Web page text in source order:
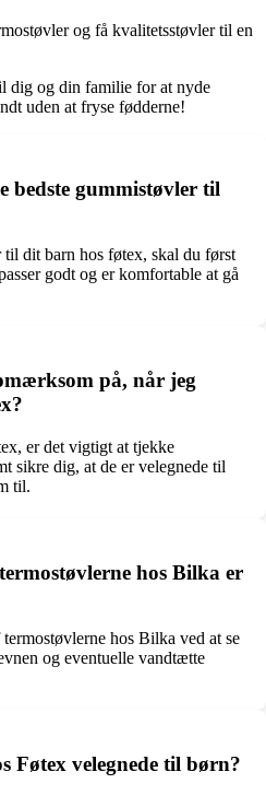
og få kvalitetsstøvler til en
dig og din familie for at nyde
uden at fryse fødderne!
bedste gummistøvler til
dit barn hos føtex, skal du først
godt og er komfortable at gå
på, når jeg
er det vigtigt at tjekke
sikre dig, at de er velegnede til
til.
hos Bilka er
hos Bilka ved at se
og eventuelle vandtætte
Føtex velegnede til børn?